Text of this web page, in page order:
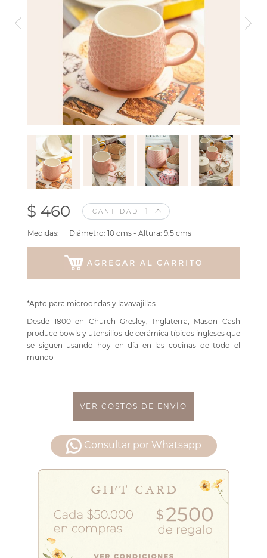
$ 460 CANTIDAD
Medidas: Diámetro: 10 cms - Altura: 9.5 cms
AGREGAR AL CARRITO
*Apto para microondas y lavavajillas.
Desde 1800 en Church Gresley, Inglaterra, Mason Cash
produce bowls y utensilios de cerámica típicos ingleses que
se siguen usando hoy en día en las cocinas de todo el
mundo
VER COSTOS DE ENVÍO
Consultar por Whatsapp